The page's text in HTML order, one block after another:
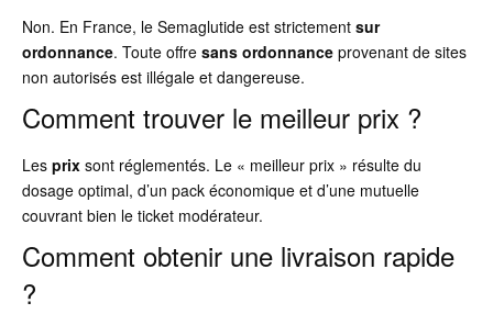
Non. En France, le Semaglutide est strictement sur
ordonnance. Toute offre sans ordonnance provenant de sites
non autorisés est illégale et dangereuse.
Comment trouver le meilleur prix ?
Les prix sont réglementés. Le « meilleur prix » résulte du
dosage optimal, d’un pack économique et d’une mutuelle
couvrant bien le ticket modérateur.
Comment obtenir une livraison rapide
?